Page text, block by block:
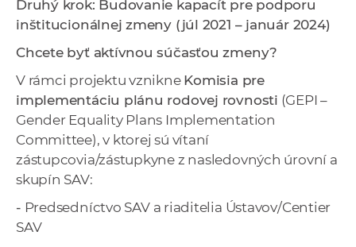
Druhý krok: Budovanie kapacít pre podporu
inštitucionálnej zmeny (júl 2021 – január 2024)
Chcete byť aktívnou súčasťou zmeny?
V rámci projektu vznikne Komisia pre
implementáciu plánu rodovej rovnosti (GEPI –
Gender Equality Plans Implementation
Committee), v ktorej sú vítaní
zástupcovia/zástupkyne z nasledovných úrovní a
skupín SAV:
- Predsedníctvo SAV a riaditelia Ústavov/Centier
SAV